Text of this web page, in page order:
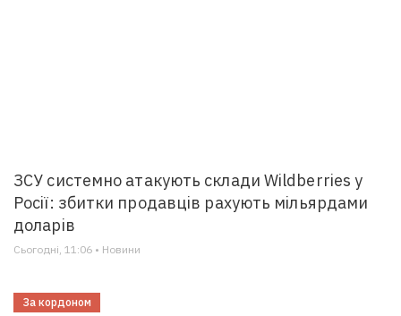
ЗСУ системно атакують склади Wildberries у
Росії: збитки продавців рахують мільярдами
доларів
Сьогодні, 11:06 • Новини
За кордоном